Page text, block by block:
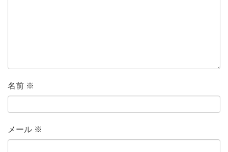
名前 ※
メール ※